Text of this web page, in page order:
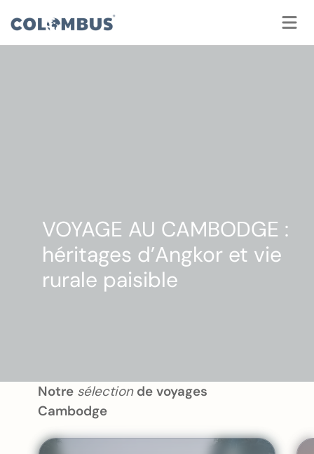
VOYAGE AU CAMBODGE :
héritages d’Angkor et vie
rurale paisible
Notre sélectionde voyages
Cambodge